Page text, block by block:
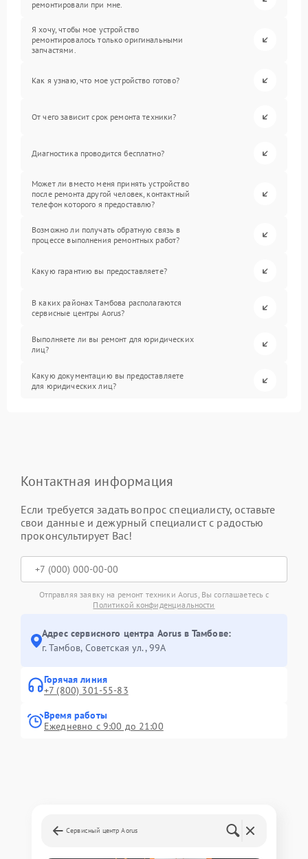
ремонтировали при мне.
Я хочу, чтобы мое устройство
ремонтировалось только оригинальными
запчастями.
Как я узнаю, что мое устройство готово?
От чего зависит срок ремонта техники?
Диагностика проводится бесплатно?
Может ли вместо меня принять устройство
после ремонта другой человек, контактный
телефон которого я предоставлю?
Возможно ли получать обратную связь в
процессе выполнения ремонтных работ?
Какую гарантию вы предоставляете?
В каких районах Тамбова располагаются
сервисные центры Aorus?
Выполняете ли вы ремонт для юридических
лиц?
Какую документацию вы предоставляете
для юридических лиц?
Контактная информация
Если требуется задать вопрос специалисту, оставьте
свои данные и дежурный специалист с радостью
проконсультирует Вас!
Отправляя заявку на ремонт техники Aorus, Вы соглашаетесь с
Политикой конфиденциальности
Адрес сервисного центра Aorus в Тамбове:
г. Тамбов, Советская ул., 99А
Горячая линия
+7 (800) 301-55-83
Время работы
Ежедневно с 9:00 до 21:00
Сервисный центр Aorus